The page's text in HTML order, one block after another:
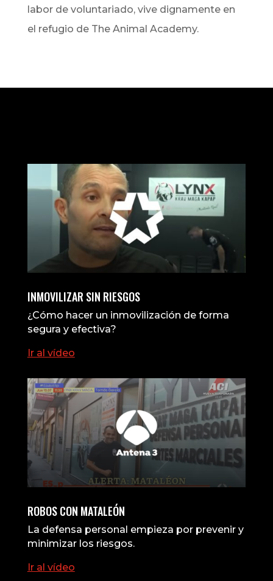
labor de voluntariado, vive dignamente en
el refugio de The Animal Academy.
INMOVILIZAR SIN RIESGOS
¿Cómo hacer un inmovilización de forma
segura y efectiva?
Ir al vídeo
ROBOS CON MATALEÓN
La defensa personal empieza por prevenir y
minimizar los riesgos.
Ir al vídeo